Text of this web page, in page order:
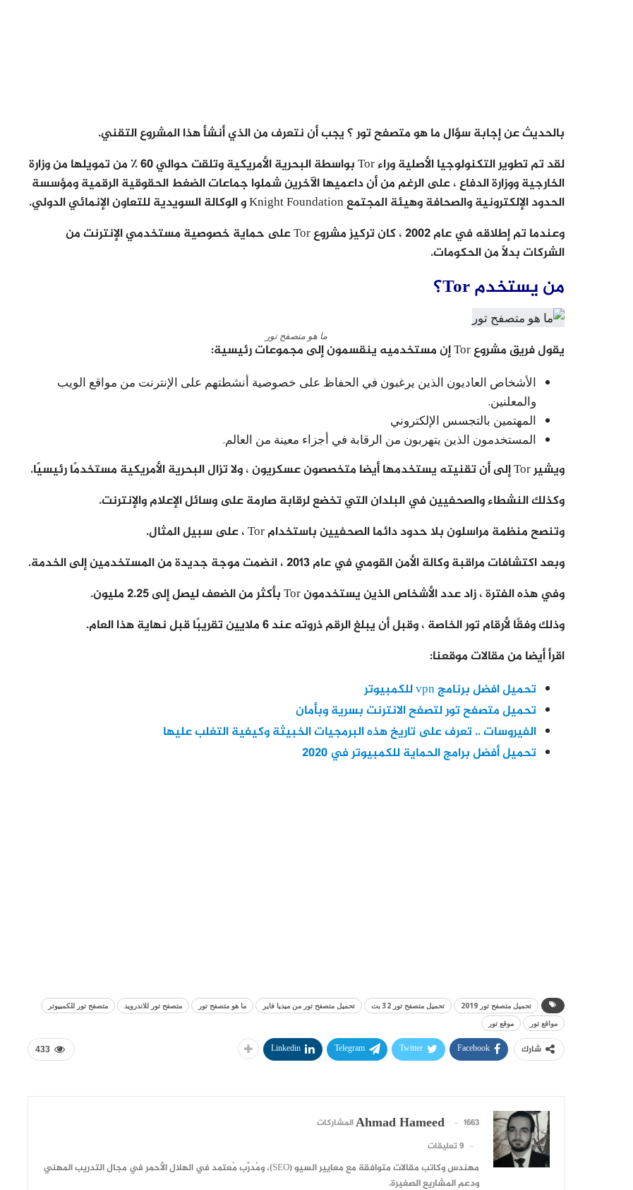
بالحديث عن إجابة سؤال ما هو متصفح تور ؟ يجب أن نتعرف من الذي أنشأ هذا المشروع التقني.
لقد تم تطوير التكنولوجيا الأصلية وراء Tor بواسطة البحرية الأمريكية وتلقت حوالي 60 ٪ من تمويلها من وزارة
الخارجية ووزارة الدفاع ، على الرغم من أن داعميها الآخرين شملوا جماعات الضغط الحقوقية الرقمية ومؤسسة
الحدود الإلكترونية والصحافة وهيئة المجتمع Knight Foundation و الوكالة السويدية للتعاون الإنمائي الدولي.
وعندما تم إطلاقه في عام 2002 ، كان تركيز مشروع Tor على حماية خصوصية مستخدمي الإنترنت من
الشركات بدلاً من الحكومات.
من يستخدم Tor؟
ما هو متصفح تور
يقول فريق مشروع Tor إن مستخدميه ينقسمون إلى مجموعات رئيسية:
الأشخاص العاديون الذين يرغبون في الحفاظ على خصوصية أنشطتهم على الإنترنت من مواقع الويب
والمعلنين.
المهتمين بالتجسس الإلكتروني
المستخدمون الذين يتهربون من الرقابة في أجزاء معينة من العالم.
ويشير Tor إلى أن تقنيته يستخدمها أيضا متخصصون عسكريون ، ولا تزال البحرية الأمريكية مستخدمًا رئيسيًا.
وكذلك النشطاء والصحفيين في البلدان التي تخضع لرقابة صارمة على وسائل الإعلام والإنترنت.
وتنصح منظمة مراسلون بلا حدود دائما الصحفيين باستخدام Tor ، على سبيل المثال.
وبعد اكتشافات مراقبة وكالة الأمن القومي في عام 2013 ، انضمت موجة جديدة من المستخدمين إلى الخدمة.
وفي هذه الفترة ، زاد عدد الأشخاص الذين يستخدمون Tor بأكثر من الضعف ليصل إلى 2.25 مليون.
وذلك وفقًا لأرقام تور الخاصة ، وقبل أن يبلغ الرقم ذروته عند 6 ملايين تقريبًا قبل نهاية هذا العام.
اقرأ أيضا من مقالات موقعنا:
تحميل افضل برنامج vpn للكمبيوتر
تحميل متصفح تور لتصفح الانترنت بسرية وبأمان
الفيروسات .. تعرف على تاريخ هذه البرمجيات الخبيثة وكيفية التغلب عليها
تحميل أفضل برامج الحماية للكمبيوتر في 2020
تحميل متصفح تور 2019 تحميل متصفح تور 32 بت تحميل متصفح تور من ميديا فاير ما هو متصفح تور متصفح تور للاندرويد
متصفح تور للكمبيوتر
مواقع تور
موقع تور
433 شارك Facebook
Twitter
Telegram
Linkedin
Ahmad Hameed
1663 المشاركات
9 تعليقات
مهندس وكاتب مقالات متوافقة مع معايير السيو (SEO)، ومُدرِّب مُعتمد في الهلال الأحمر في مجال التدريب المهني
ودعم المشاريع الصغيرة.